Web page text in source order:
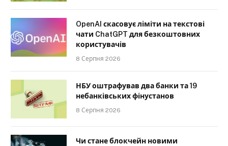
OpenAI скасовує ліміти на текстові
чати ChatGPT для безкоштовних
користувачів
8 Серпня 2026
НБУ оштрафував два банки та 19
небанківських фінустанов
8 Серпня 2026
Чи стане блокчейн новими